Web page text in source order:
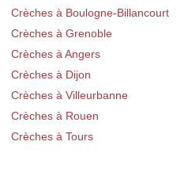
Crèches à Boulogne-Billancourt
Crèches à Grenoble
Crèches à Angers
Crèches à Dijon
Crèches à Villeurbanne
Crèches à Rouen
Crèches à Tours